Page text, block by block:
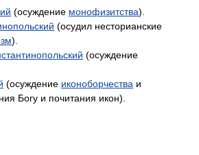
(осуждение монофизитства).
(осудил несторианские
).
(осуждение
(осуждение иконоборчества и
Богу и почитания икон).